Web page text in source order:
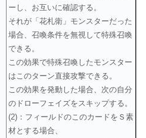
ーし、お互いに確認する。
それが「花札衛」モンスターだった
場合、召喚条件を無視して特殊召喚
できる。
この効果で特殊召喚したモンスター
はこのターン直接攻撃できる。
この効果を発動した場合、次の自分
のドローフェイズをスキップする。
(2)：フィールドのこのカードをＳ素
材とする場合、